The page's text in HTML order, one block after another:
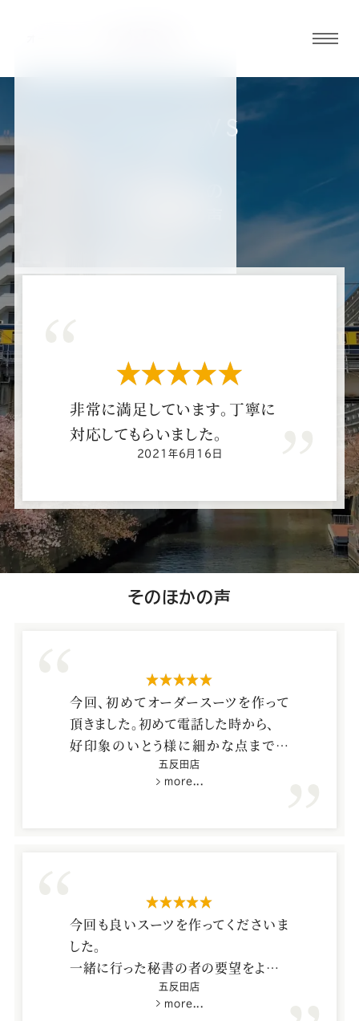
ー
ス
ツ
SADA
Youtube
ー
ー
ス
ツ
SADA
Facebook
ー
ー
ス
ー
ツ
SADA
の
式
Twitter
ー
ー
ス
ー
ツ
SADA
の
式
Instagram
オ
ー
ー
ス
ー
ツ
SADA
の
LINE
REVIEWS
非常に満足しています。 丁寧に
対応してもらいました。
2021年6月16日
五
の
そのほかの声
今回、初めてオーダースーツを作って
頂きました。初めて電話した時から、
好印象のいとう様に細かな点まで丁
寧に教えて頂き、本当に感謝しており
五反田店
more...
今回も良いスーツを作ってくださいま
した。
一緒に行った秘書の者の要望をよろし
くお願い致します。
スーツ佐田様の実力の発揮しどころと
五反田店
more...